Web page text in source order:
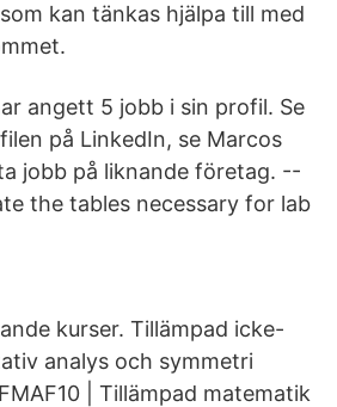
kan tänkas hjälpa till med
angett 5 jobb i sin profil. Se
på LinkedIn, se Marcos
jobb på liknande företag. --
the tables necessary for lab
kurser. Tillämpad icke-
analys och symmetri
| Tillämpad matematik